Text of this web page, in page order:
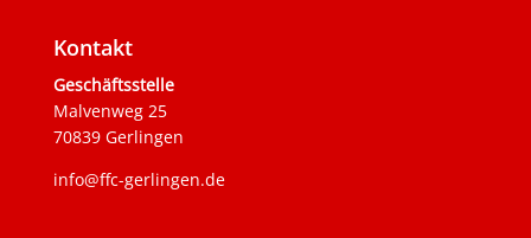
Kontakt
Geschäftsstelle
Malvenweg 25
70839 Gerlingen
info@ffc-gerlingen.de